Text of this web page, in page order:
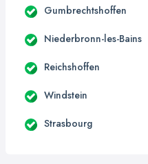
Gumbrechtshoffen
Niederbronn-les-Bains
Reichshoffen
Windstein
Strasbourg